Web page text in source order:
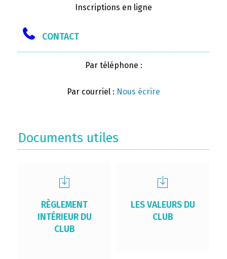
Inscriptions en ligne
CONTACT
Par téléphone :
Par courriel : Nous écrire
Documents utiles
RÈGLEMENT
INTÉRIEUR DU
CLUB
LES VALEURS DU
CLUB